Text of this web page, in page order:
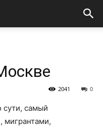
0
2041
сути, самый
мигрантами,